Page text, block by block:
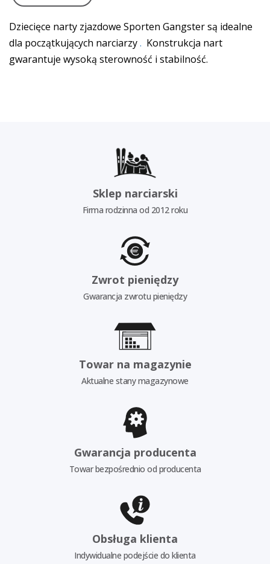
Dziecięce narty zjazdowe Sporten Gangster są idealne
dla początkujących narciarzy. Konstrukcja nart
gwarantuje wysoką sterowność i stabilność.
Sklep narciarski
Firma rodzinna od 2012 roku
Zwrot pieniędzy
Gwarancja zwrotu pieniędzy
Towar na magazynie
Aktualne stany magazynowe
Gwarancja producenta
Towar bezpośrednio od producenta
Obsługa klienta
Indywidualne podejście do klienta